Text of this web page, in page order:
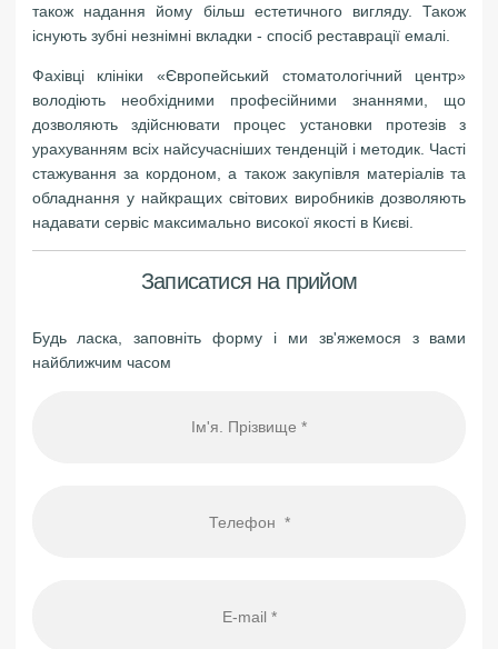
також надання йому більш естетичного вигляду. Також
існують зубні незнімні вкладки - спосіб реставрації емалі.
Фахівці клініки «Європейський стоматологічний центр»
володіють необхідними професійними знаннями, що
дозволяють здійснювати процес установки протезів з
урахуванням всіх найсучасніших тенденцій і методик. Часті
стажування за кордоном, а також закупівля матеріалів та
обладнання у найкращих світових виробників дозволяють
надавати сервіс максимально високої якості в Києві.
Записатися на прийом
Будь ласка, заповніть форму і ми зв'яжемося з вами
найближчим часом